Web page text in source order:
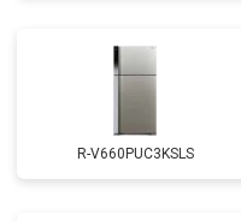
R-V660PUC3KSLS